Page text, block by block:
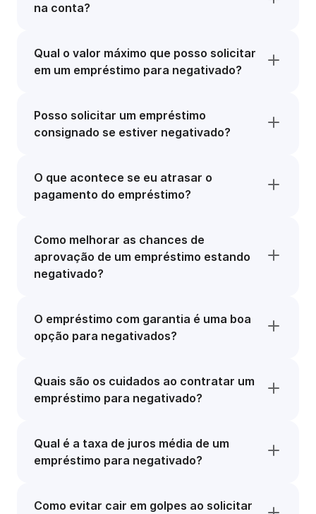
na conta?
Qual o valor máximo que posso solicitar
em um empréstimo para negativado?
Posso solicitar um empréstimo
consignado se estiver negativado?
O que acontece se eu atrasar o
pagamento do empréstimo?
Como melhorar as chances de
aprovação de um empréstimo estando
negativado?
O empréstimo com garantia é uma boa
opção para negativados?
Quais são os cuidados ao contratar um
empréstimo para negativado?
Qual é a taxa de juros média de um
empréstimo para negativado?
Como evitar cair em golpes ao solicitar